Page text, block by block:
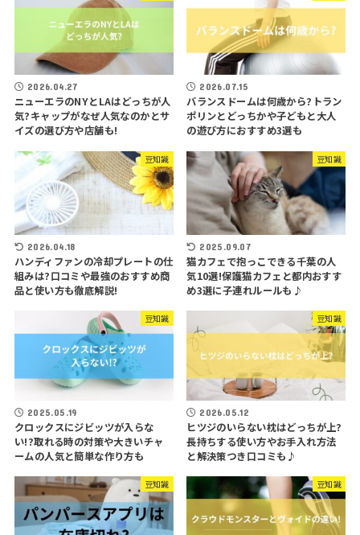
2026.04.27
ニューエラのNYとLAはどっちが人
気?キャップがなぜ人気なのかとサ
イズの選び方や店舗も!
2026.07.15
バランスドームは何歳から?トラン
ポリンとどっちかや子どもと大人
の遊び方におすすめ3選も
豆知識
2026.04.18
ハンディファンの冷却プレートの仕
組みは?口コミや最強のおすすめ商
品と使い方も徹底解説!
豆知識
2025.09.07
猫カフェで抱っこできる千葉の人
気10選!保護猫カフェと都内おすす
め3選に子連れルールも♪
豆知識
2025.05.19
クロックスにジビッツが入らな
い!?取れる時の対策や大きいチャ
ームの人気と簡単な作り方も
豆知識
2026.05.12
ヒツジのいらない枕はどっちが上?
長持ちする使い方やお手入れ方法
と解決策つき口コミも♪
豆知識 豆知識